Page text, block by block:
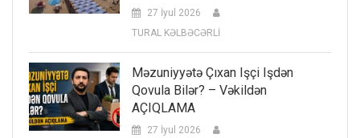
27 İyul 2026
TURAL KƏLBƏCƏRLİ
Məzuniyyətə Çıxan Işçi Işdən
Qovula Bilər? – Vəkildən
AÇIQLAMA
27 İyul 2026